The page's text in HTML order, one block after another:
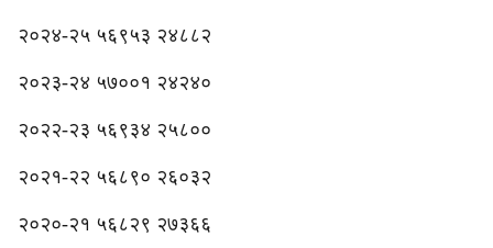
२०२४-२५ ५६९५३ २४८८२
२०२३-२४ ५७००१ २४२४०
२०२२-२३ ५६९३४ २५८००
२०२१-२२ ५६८९० २६०३२
२०२०-२१ ५६८२९ २७३६६